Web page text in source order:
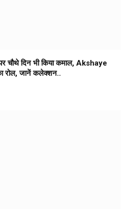
चौथे दिन भी किया कमाल, Akshaye
रोल, जानें कलेक्शन..